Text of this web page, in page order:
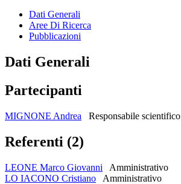
Dati Generali
Aree Di Ricerca
Pubblicazioni
Dati Generali
Partecipanti
MIGNONE Andrea Responsabile scientifico
Referenti (2)
LEONE Marco Giovanni
Amministrativo
LO IACONO Cristiano
Amministrativo